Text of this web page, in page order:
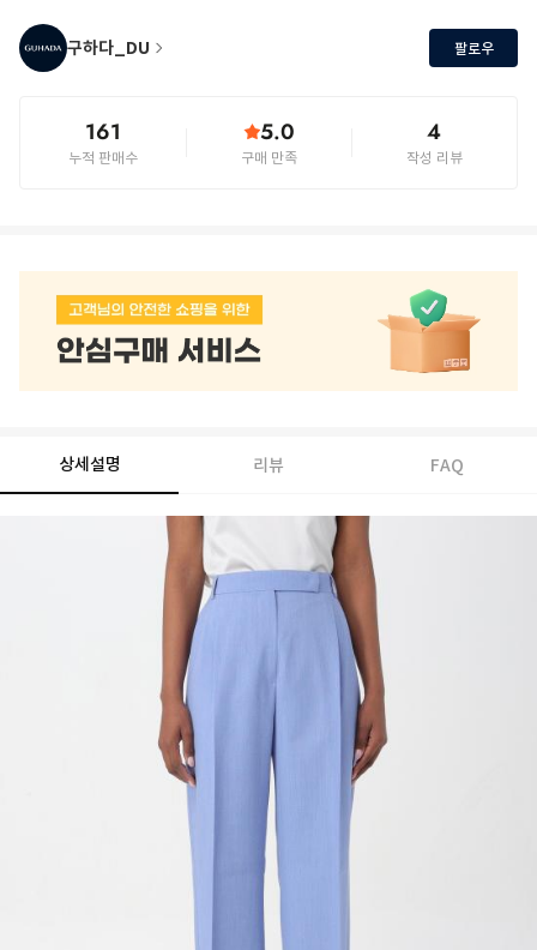
구하다_DU 팔로우
161
누적 판매수
5.0
구매 만족
4
작성 리뷰
상세설명 리뷰 FAQ